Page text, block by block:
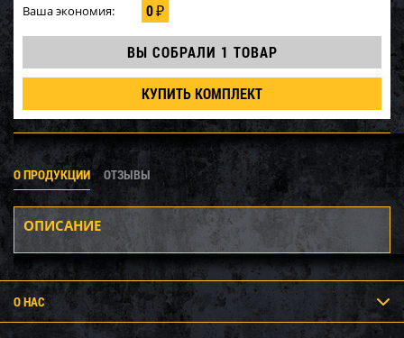
Ваша экономия: 0₽
ВЫ СОБРАЛИ 1 ТОВАР
КУПИТЬ КОМПЛЕКТ
О ПРОДУКЦИИ ОТЗЫВЫ
ОПИСАНИЕ
О НАС